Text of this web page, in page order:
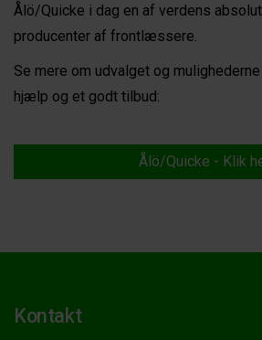
Ålö/Quicke i dag en af verdens
producenter af frontlæssere.
Se mere om udvalget og
hjælp og et godt tilbud:
Ålö/Quicke - Klik
Kontakt